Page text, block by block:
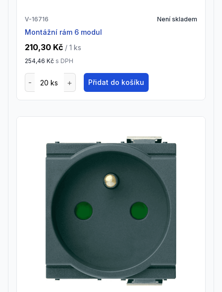
V-16716 Není skladem
Montážní rám 6 modul
210,30 Kč / 1 ks
254,46 Kč s DPH
Přidat do košíku